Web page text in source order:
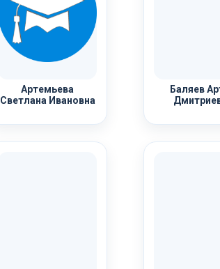
Артемьева
Светлана Ивановна
Баляев